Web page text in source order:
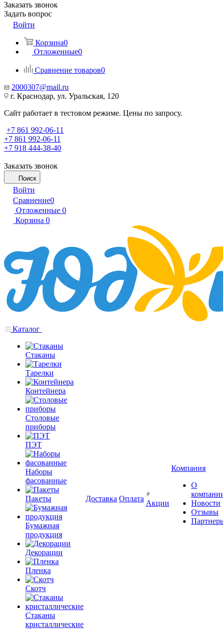
Заказать звонок
Задать вопрос
Войти
Корзина0
Отложенные0
Сравнение товаров0
2000307@mail.ru
г. Краснодар, ул. Уральская, 120
Сайт работает в тестовом режиме. Цены по запросу.
+7 861 992-06-11
+7 861 992-06-11
+7 918 444-38-40
Заказать звонок
Поиск
Войти
Сравнение0
Отложенные 0
Корзина 0
Каталог
Стаканы
Тарелки
Контейнера
Столовые
приборы
ПЭТ
Наборы
фасованные
Пакеты
Бумажная
продукция
Декорации
Пленка
Скотч
Стаканы
кристаллические
Доставка Оплата
Акции
Компания
О
Новости
Отзывы